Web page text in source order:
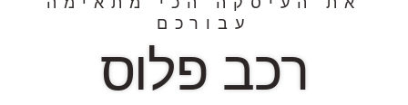
עבורכם
רכב פלוס